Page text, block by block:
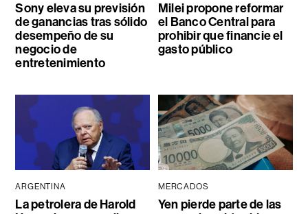
Sony eleva su previsión
de ganancias tras sólido
desempeño de su
negocio de
entretenimiento
Milei propone reformar
el Banco Central para
prohibir que financie el
gasto público
ARGENTINA
La petrolera de Harold
MERCADOS
Yen pierde parte de las